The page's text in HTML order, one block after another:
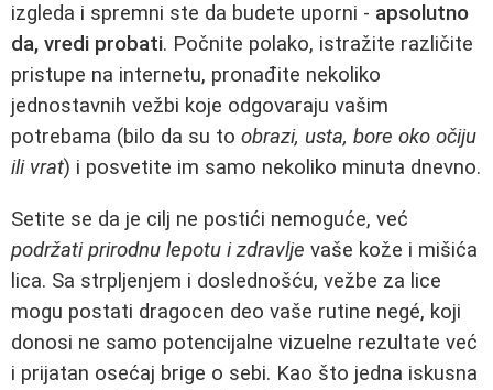
izgleda i spremni ste da budete uporni - apsolutno
da, vredi probati. Počnite polako, istražite različite
pristupe na internetu, pronađite nekoliko
jednostavnih vežbi koje odgovaraju vašim
potrebama (bilo da su to obrazi, usta, bore oko očiju
ili vrat) i posvetite im samo nekoliko minuta dnevno.
Setite se da je cilj ne postići nemoguće, već
podržati prirodnu lepotu i zdravlje vaše kože i mišića
lica. Sa strpljenjem i doslednošću, vežbe za lice
mogu postati dragocen deo vaše rutine negé, koji
donosi ne samo potencijalne vizuelne rezultate već
i prijatan osećaj brige o sebi. Kao što jedna iskusna